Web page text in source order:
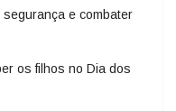
e combater
os filhos no Dia dos